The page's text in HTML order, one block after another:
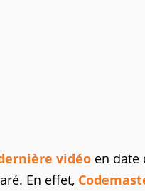
vidéo en date
En effet,